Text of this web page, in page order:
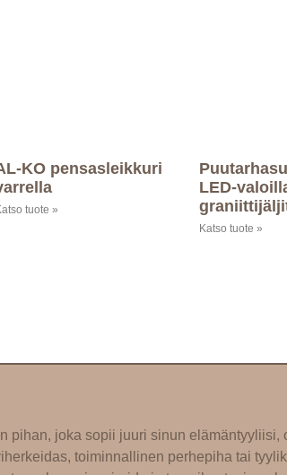
KO pensasleikkuri
tuote »
LED-
Katso tuote »
pihan, joka sopii juuri sinun elämäntyyliisi,
toiminnallinen perhepiha tai